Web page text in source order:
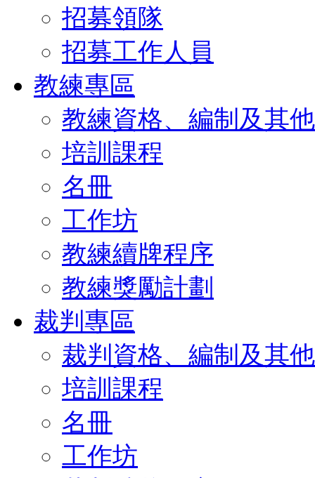
招募領隊
招募工作人員
教練專區
教練資格、編制及其
培訓課程
名冊
工作坊
教練續牌程序
教練獎勵計劃
裁判專區
裁判資格、編制及其
培訓課程
名冊
工作坊